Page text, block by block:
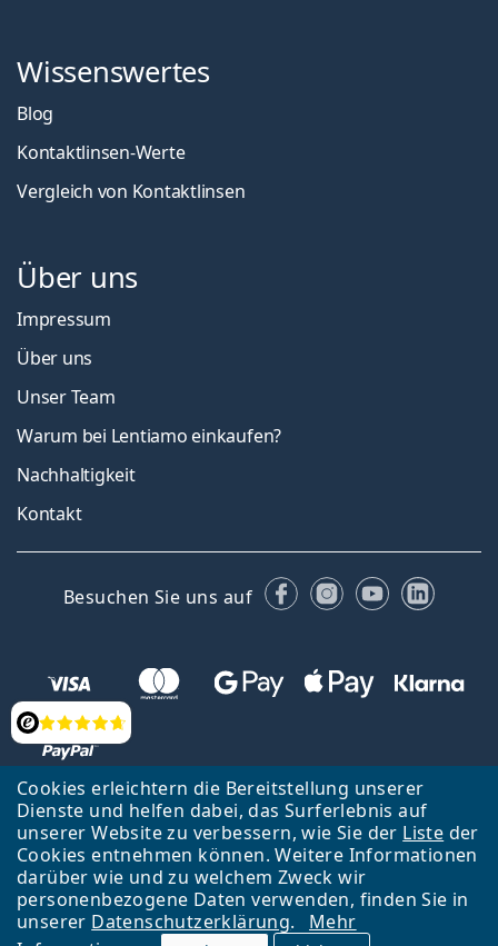
Cookies erleichtern die Bereitstellung unserer
Dienste und helfen dabei, das Surferlebnis auf
unserer Website zu verbessern, wie Sie der Liste der
Cookies entnehmen können. Weitere Informationen
darüber wie und zu welchem Zweck wir
personenbezogene Daten verwenden, finden Sie in
unserer Datenschutzerklärung.
Mehr
Bewertung
Wissenswertes
Blog
Kontaktlinsen-Werte
Vergleich von Kontaktlinsen
Über uns
Impressum
Über uns
Unser Team
Warum bei Lentiamo einkaufen?
Nachhaltigkeit
Kontakt
Besuchen Sie uns auf FacebookInstagram
YouTube
Zurück zur Hauptseite Nach oben
Français
Lentiamo s.r.o., Tschechien ist Eigentümer und Betreiber des Online-
Shops Lentiamo.ch
Seit 18 Jahren sind wir für Sie da.